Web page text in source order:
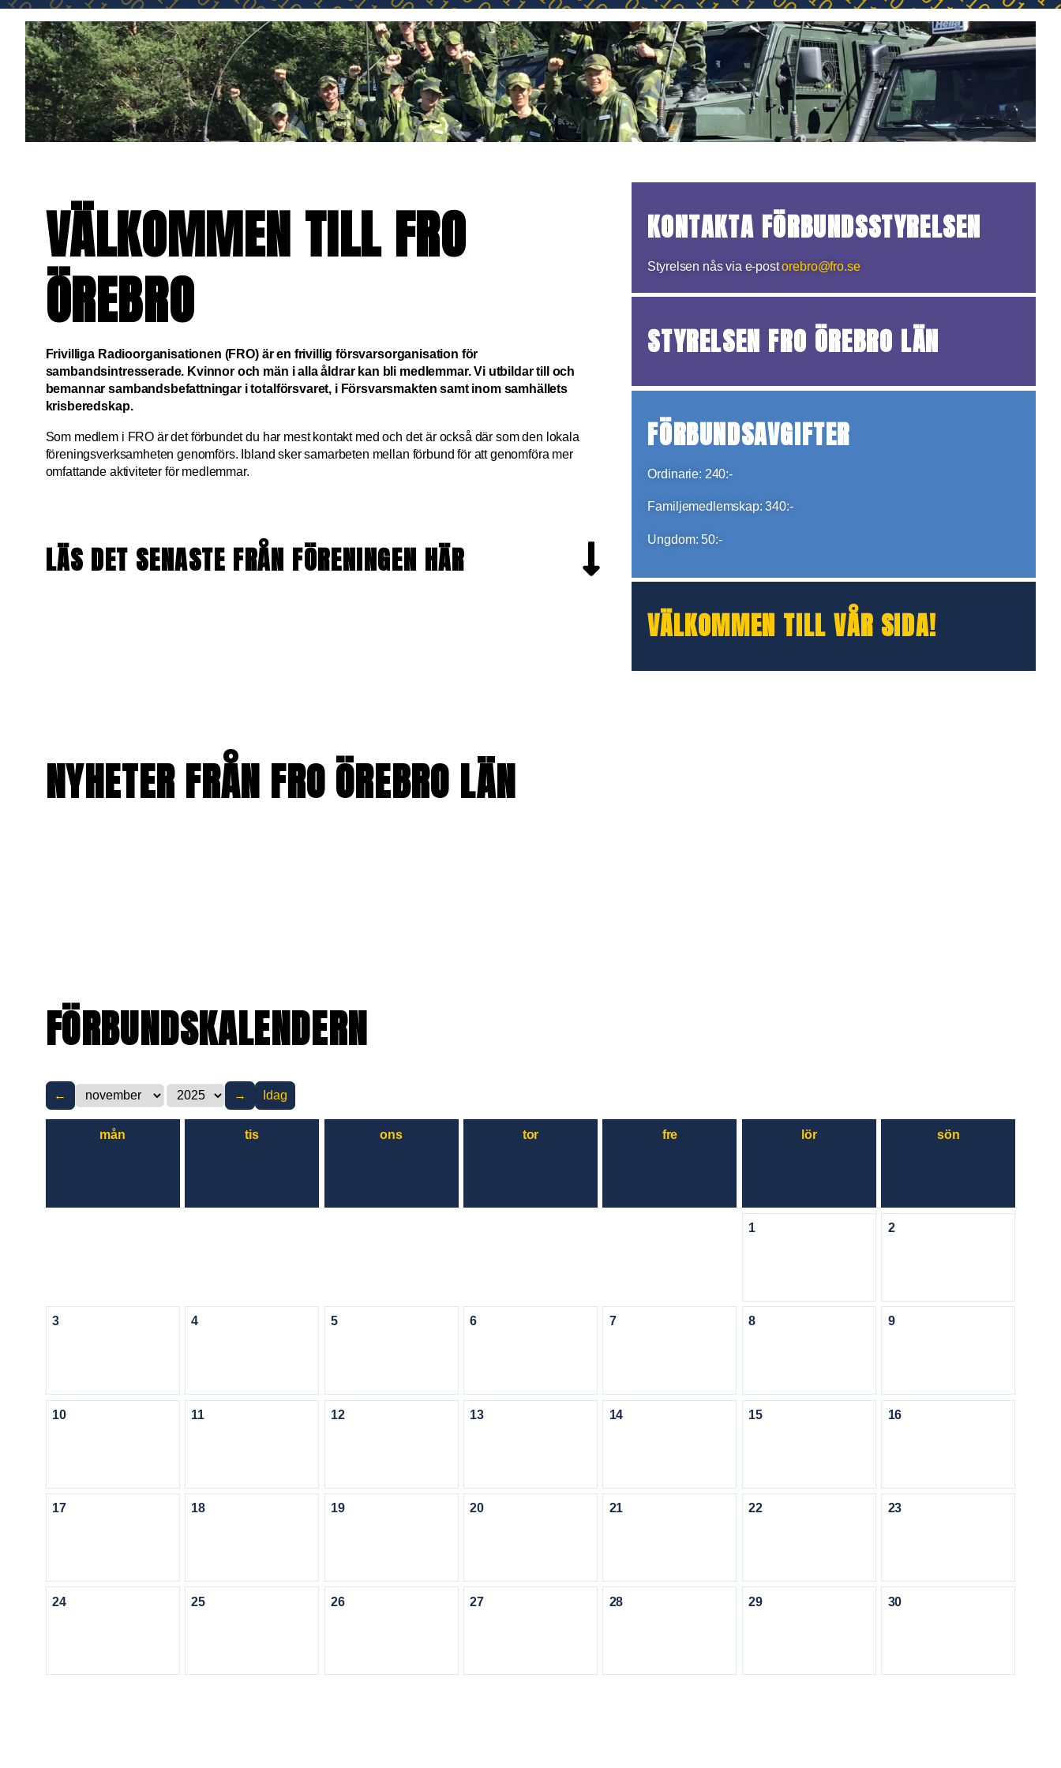
VÄLKOMMEN TILL FRO
ÖREBRO
Frivilliga Radioorganisationen (FRO) är en frivillig försvarsorganisation för
sambandsintresserade. Kvinnor och män i alla åldrar kan bli medlemmar. Vi utbildar till och
bemannar sambandsbefattningar i totalförsvaret, i Försvarsmakten samt inom samhällets
krisberedskap.
Som medlem i FRO är det förbundet du har mest kontakt med och det är också där som den lokala
föreningsverksamheten genomförs. Ibland sker samarbeten mellan förbund för att genomföra mer
omfattande aktiviteter för medlemmar.
LÄS DET SENASTE FRÅN FÖRENINGEN HÄR
KONTAKTA FÖRBUNDSSTYRELSEN
Styrelsen nås via e-post orebro@fro.se
STYRELSEN FRO ÖREBRO LÄN
FÖRBUNDSAVGIFTER
Ordinarie: 240:-
Familjemedlemskap:340:-
Ungdom: 50:-
VÄLKOMMEN TILL VÅR SIDA!
NYHETER FRÅN FRO ÖREBRO LÄN
FÖRBUNDSKALENDERN
← → Idag
mån tis ons tor fre lör sön
1 2
3 4 5 6 7 8 9
10 11 12 13 14 15 16
17 18 19 20 21 22 23
24 25 26 27 28 29 30